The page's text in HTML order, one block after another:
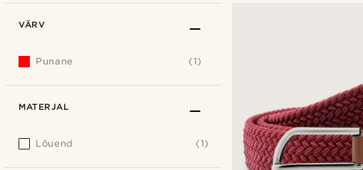
VÄRV
Punane (1)
MATERJAL
Lõuend (1)